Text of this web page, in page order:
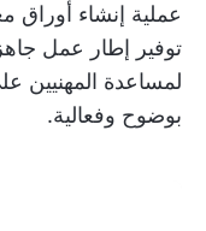
عملية إنشاء أوراق
توفير إطار عمل
لمساعدة المهنيين
بوضوح وفعالية.